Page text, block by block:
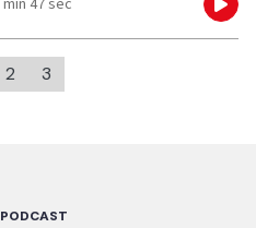
2 3